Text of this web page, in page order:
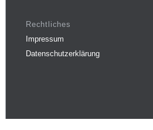
Rechtliches
Impressum
Datenschutzerklärung